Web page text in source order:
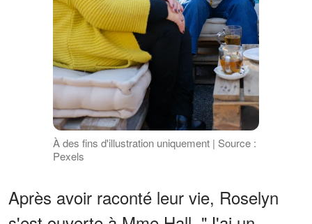
À des fins d'illustration uniquement | Source :
Pexels
Après avoir raconté leur vie, Roselyn